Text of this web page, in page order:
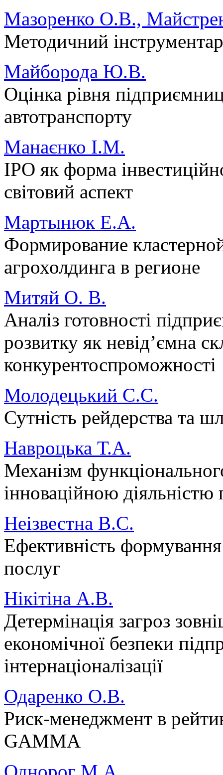
Мазоренко О.В.,
Методичний
Майборода Ю.В.
Оцінка рівня
автотранспорту
Манаєнко І.М.
ІРО як форма
світовий аспект
Мартынюк Е.А.
Формирование
агрохолдинга в регионе
Митяй О. В.
Аналіз готовності
розвитку як невід’ємна
конкурентоспроможності
Молодецький С.С.
Сутність рейдерства та
Навроцька Т.А.
Механізм
інноваційною діяльністю
Неізвестна В.С.
Ефективність
послуг
Нікітіна А.В.
Детермінація загроз
економічної безпеки
інтернаціоналізації
Одаренко О.В.
Риск-менеджмент в
GAMMA